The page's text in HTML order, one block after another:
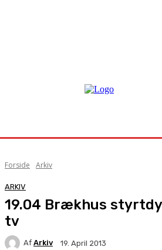
Forside Arkiv
ARKIV
19.04 Brækhus
tv
Af Arkiv 19. April 2013